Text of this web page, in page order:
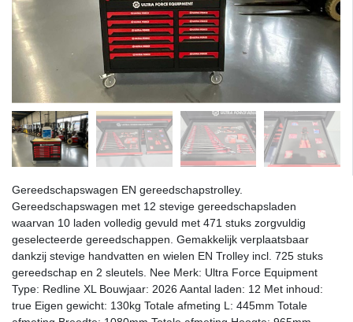
Gereedschapswagen EN gereedschapstrolley.
Gereedschapswagen met 12 stevige gereedschapsladen
waarvan 10 laden volledig gevuld met 471 stuks zorgvuldig
geselecteerde gereedschappen. Gemakkelijk verplaatsbaar
dankzij stevige handvatten en wielen EN Trolley incl. 725 stuks
gereedschap en 2 sleutels. Nee Merk: Ultra Force Equipment
Type: Redline XL Bouwjaar: 2026 Aantal laden: 12 Met inhoud:
true Eigen gewicht: 130kg Totale afmeting L: 445mm Totale